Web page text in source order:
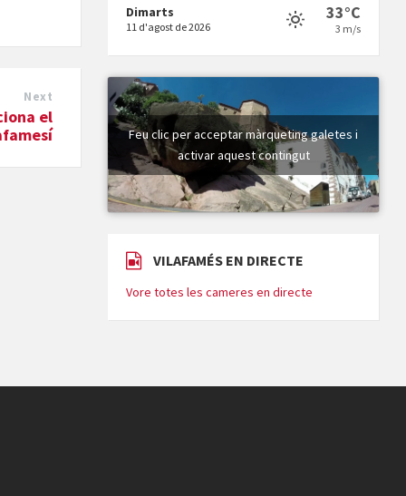
Next
el
Vermuts a la Font. Hit parit
Dimarts
11 d'agost de 2026
33°C
3 m/s
Feu clic per acceptar màrqueting galetes i
activar aquest contingut
VILAFAMÉS EN DIRECTE
Vore totes les cameres en directe